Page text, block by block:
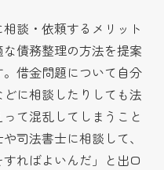
談・依頼するメリット
債務整理の方法を提案
借金問題について自分
に相談したりしても法
て混乱してしまうこと
司法書士に相談して、
ればよいんだ」と出口